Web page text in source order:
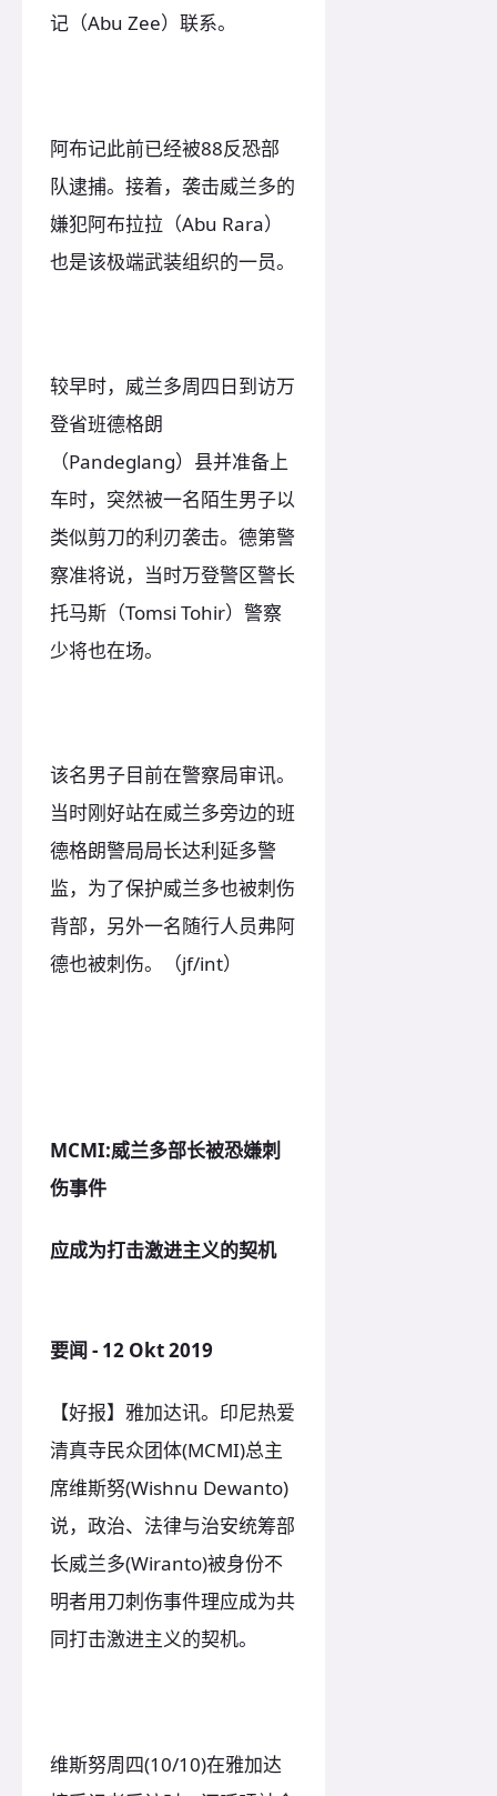
记（Abu Zee）联系。
阿布记此前已经被88反恐部
队逮捕。接着，袭击威兰多的
嫌犯阿布拉拉（Abu Rara）
也是该极端武装组织的一员。
较早时，威兰多周四日到访万
登省班德格朗
（Pandeglang）县并准备上
车时，突然被一名陌生男子以
类似剪刀的利刃袭击。德第警
察准将说，当时万登警区警长
托马斯（Tomsi Tohir）警察
少将也在场。
该名男子目前在警察局审讯。
当时刚好站在威兰多旁边的班
德格朗警局局长达利延多警
监，为了保护威兰多也被刺伤
背部，另外一名随行人员弗阿
德也被刺伤。（jf/int）
MCMI:威兰多部长被恐嫌刺
伤事件
应成为打击激进主义的契机
要闻 - 12 Okt 2019
【好报】雅加达讯。印尼热爱
清真寺民众团体(MCMI)总主
席维斯努(Wishnu Dewanto)
说，政治、法律与治安统筹部
长威兰多(Wiranto)被身份不
明者用刀刺伤事件理应成为共
同打击激进主义的契机。
维斯努周四(10/10)在雅加达